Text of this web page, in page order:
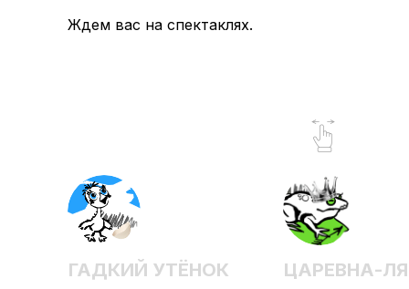
Ждем вас на спектаклях.
ЦАРЕВНА-
ГАДКИЙ УТЁНОК